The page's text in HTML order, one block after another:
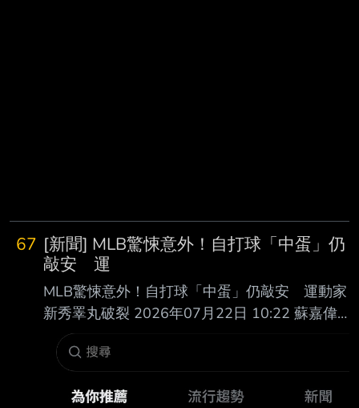
67 [新聞] MLB驚悚意外！自打球「中蛋」仍
敲安 運
MLB驚悚意外！自打球「中蛋」仍敲安 運動家
新秀睪丸破裂 2026年07月22日 10:22 蘇嘉偉
運動家日裔新秀格勞爾（Joshua Kuroda-
Grauer）台灣時間21日在比賽中遭自打球擊中
術，並被放進10天傷兵名單。 運動家同日公布